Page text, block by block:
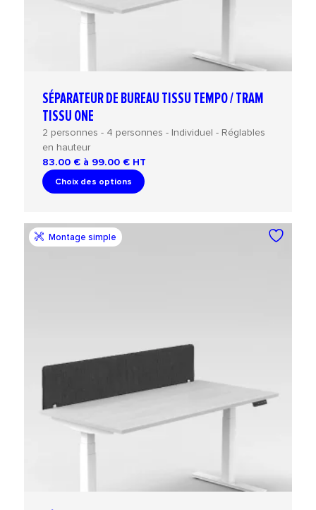
SÉPARATEUR DE BUREAU TISSU TEMPO / TRAM
TISSU ONE
2 personnes - 4 personnes - Individuel - Réglables
en hauteur
83.00 € à 99.00 € HT
Choix des options
Montage simple